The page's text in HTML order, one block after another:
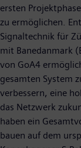
ersten
zu ermöglichen.
Signaltechnik für
mit Banedanmark
von GoA4
gesamten System
verbessern, eine
das Netzwerk
haben ein
bauen auf dem